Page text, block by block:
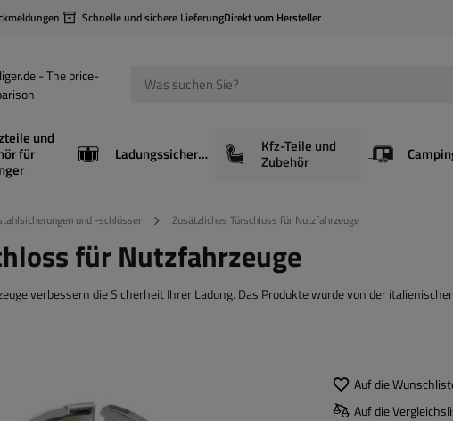
Schnelle und sichere LieferungDirekt vom Hersteller
und
für Ladungssicherung Kfz-Teile und
Zubehör
und -schlösser Zusätzliches Türschloss für Nutzfahrzeuge
für Nutzfahrzeuge
verbessern die Sicherheit Ihrer Ladung. Das Produkte wurde von der
Auf die
Auf die